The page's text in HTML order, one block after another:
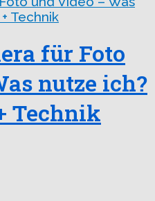
für Foto
nutze ich?
Technik